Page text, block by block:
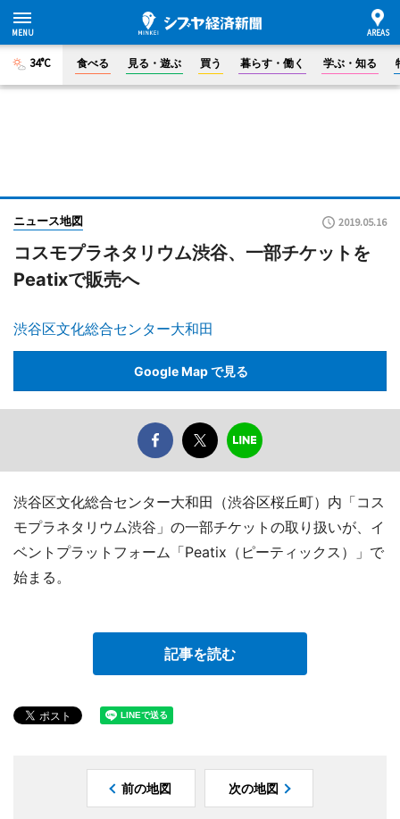
34°C 食べる 見る・遊ぶ 買う 暮らす・働く 学ぶ・知る
ニュース地図 2019.05.16
コスモプラネタリウム渋谷、一部チケットを
Peatixで販売へ
渋谷区文化総合センター大和田
Google Map で見る
渋谷区文化総合センター大和田（渋谷区桜丘町）内「コス
モプラネタリウム渋谷」の一部チケットの取り扱いが、イ
ベントプラットフォーム「Peatix（ピーティックス）」で
始まる。
記事を読む
前の地図 次の地図